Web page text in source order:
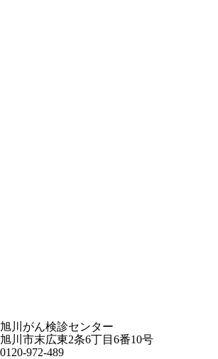
旭川がん検診センター
旭川市末広東2条6丁目6番10号
0120-972-489